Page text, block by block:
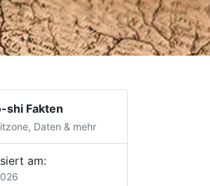
shi Fakten
Daten & mehr
am: